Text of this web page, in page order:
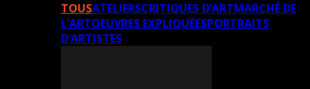
TOUSATELIERSCRITIQUES D’ARTMARCHÉ DE
L’ARTOEUVRES EXPLIQUÉESPORTRAITS
D’ARTISTES